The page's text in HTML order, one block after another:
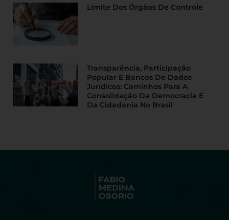
Limite Dos Órgãos De Controle
Transparência, Participação
Popular E Bancos De Dados
Jurídicos: Caminhos Para A
Consolidação Da Democracia E
Da Cidadania No Brasil